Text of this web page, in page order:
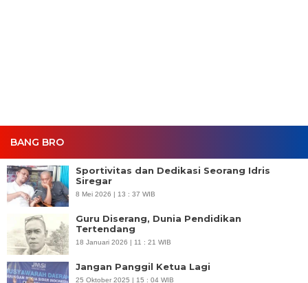
BANG BRO
Sportivitas dan Dedikasi Seorang Idris
Siregar
8 Mei 2026 | 13 : 37 WIB
Guru Diserang, Dunia Pendidikan
Tertendang
18 Januari 2026 | 11 : 21 WIB
Jangan Panggil Ketua Lagi
25 Oktober 2025 | 15 : 04 WIB